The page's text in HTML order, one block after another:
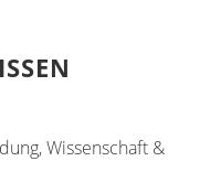
Wissenschaft &